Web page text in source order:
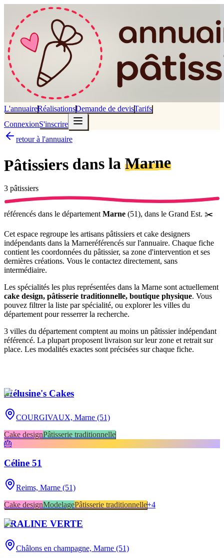
L'annuaireRéalisationsDemande de devisTarifs
ConnexionS'inscrire
retour à l'annuaire
Pâtissiers dans laMarne
3 pâtissiers
référencés dans le département Marne (51), dans le Grand Est. ✂️
Cet espace regroupe les artisans pâtissiers et cake designers
indépendants dans la Marneréférencés sur l'annuaire. Chaque fiche
contient les coordonnées du pâtissier, sa zone d'intervention et ses
dernières créations. Vous le contactez directement, sans
intermédiaire.
Les spécialités les plus représentées dans la Marne sont actuellement
cake design, pâtisserie traditionnelle, boutique physique. Vous
pouvez filtrer la liste par spécialité, ou explorer les villes du
département pour resserrer la recherche.
3 villes du département comptent au moins un pâtissier indépendant
référencé. La plupart proposent livraison sur leur zone et retrait sur
place. Les modalités exactes sont précisées sur chaque fiche.
Mélusine's Cakes
COURGIVAUX, Marne (51)
Cake designPâtisserie traditionnelle
🎂
Céline 51
Reims, Marne (51)
Cake designModelagePâtisserie traditionnelle+4
PRALINE VERTE
Châlons en champagne, Marne (51)